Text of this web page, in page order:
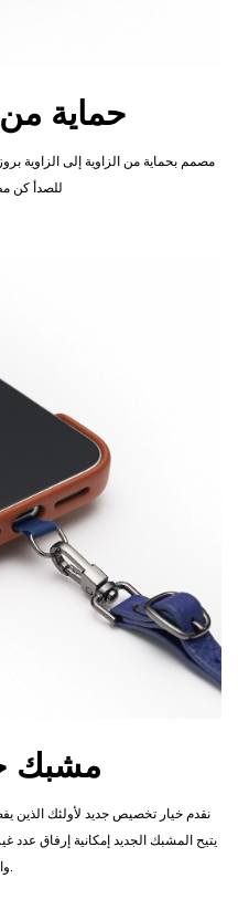
حماية من
مصمم بحماية من الزاوية إلى الزاوية
للصدأ كن
مشبك
نقدم خيار تخصيص جديد لأولئك الذين
يتيح المشبك الجديد إمكانية إرفاق
الرقبة وسلسلة المفاتيح و V2 Airpods والمزيد.